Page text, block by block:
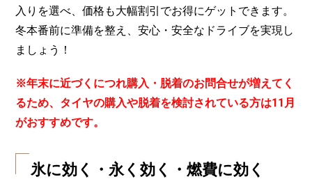
入りを選べ、価格も大幅割引でお得にゲットできます。
冬本番前に準備を整え、安心・安全なドライブを実現し
ましょう！
※年末に近づくにつれ購入・脱着のお問合せが増えてく
るため、タイヤの購入や脱着を検討されている方は11月
がおすすめです。
氷に効く・永く効く・燃費に効く